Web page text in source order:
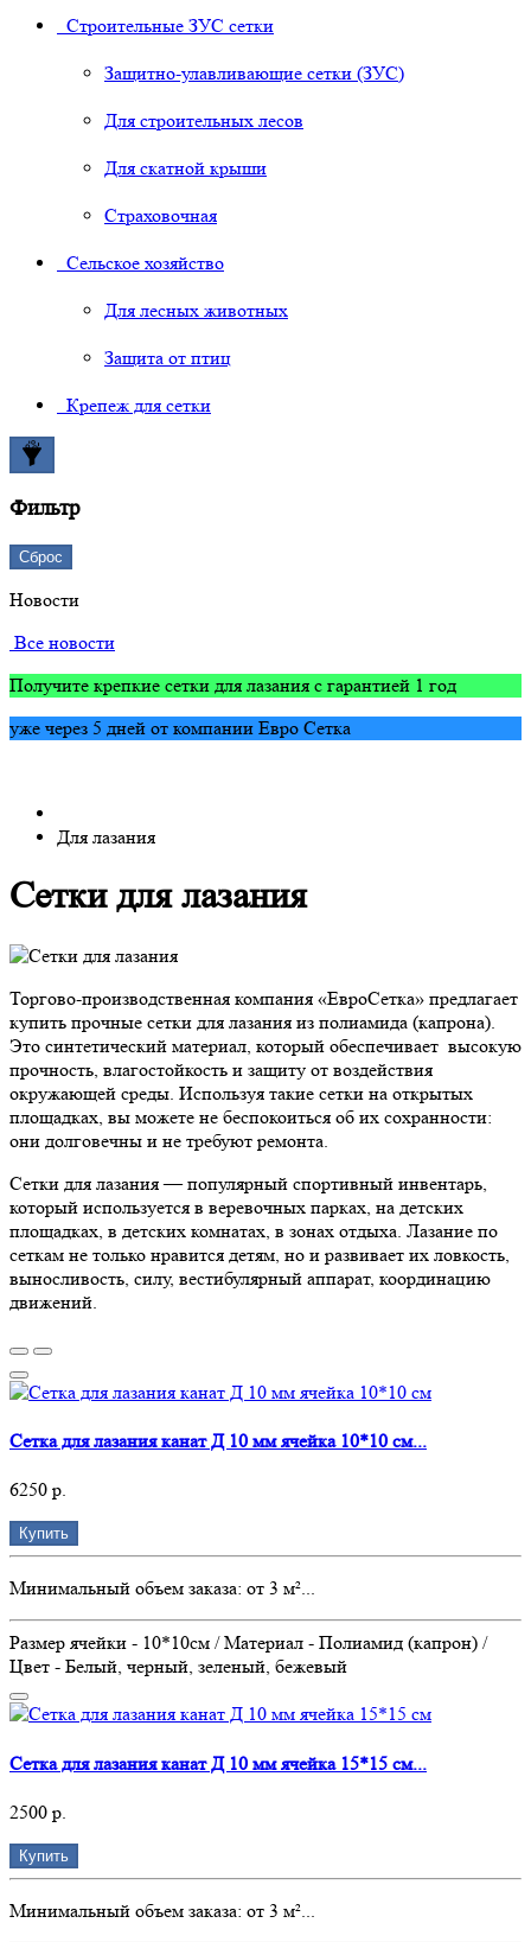
Строительные ЗУС сетки
Защитно-улавливающие сетки (ЗУС)
Для строительных лесов
Для скатной крыши
Страховочная
Сельское хозяйство
Для лесных животных
Защита от птиц
Крепеж для сетки
Фильтр
Сброс
Новости
Все новости
Получите крепкие сетки для лазания с гарантией 1 год
уже через 5 дней от компании Евро Сетка
Для лазания
Сетки для лазания
Торгово-производственная компания «ЕвроСетка» предлагает
купить прочные сетки для лазания из полиамида (капрона).
Это синтетический материал, который обеспечивает высокую
прочность, влагостойкость и защиту от воздействия
окружающей среды. Используя такие сетки на открытых
площадках, вы можете не беспокоиться об их сохранности:
они долговечны и не требуют ремонта.
Сетки для лазания — популярный спортивный инвентарь,
который используется в веревочных парках, на детских
площадках, в детских комнатах, в зонах отдыха. Лазание по
сеткам не только нравится детям, но и развивает их ловкость,
выносливость, силу, вестибулярный аппарат, координацию
движений.
Сетка для лазания канат Д 10 мм ячейка 10*10 см...
6250 р.
Купить
Минимальный объем заказа: от 3 м²...
Размер ячейки - 10*10см / Материал - Полиамид (капрон) /
Цвет - Белый, черный, зеленый, бежевый
Сетка для лазания канат Д 10 мм ячейка 15*15 см...
2500 р.
Купить
Минимальный объем заказа: от 3 м²...